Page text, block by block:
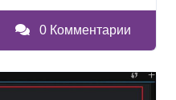
0 Комментарии